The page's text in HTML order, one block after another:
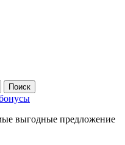
выгодные предложение